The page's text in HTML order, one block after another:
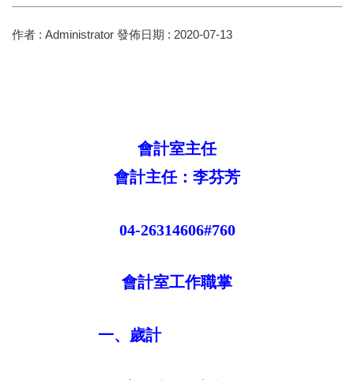
作者 : Administrator 發佈日期 : 2020-07-13